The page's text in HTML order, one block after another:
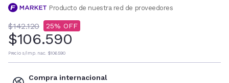
Producto de nuestra red de proveedores
$142.120 25
$106.590
Precio s/imp. nac. $106.590
Compra internacional